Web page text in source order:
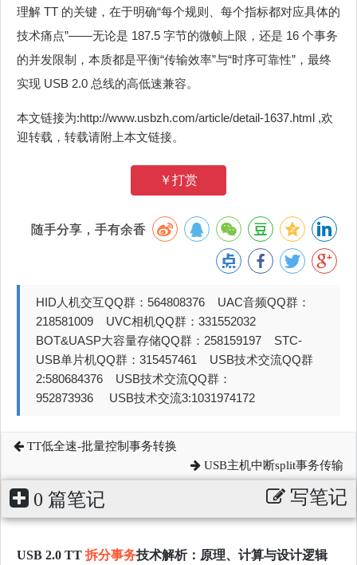
理解 TT 的关键，在于明确“每个规则、每个指标都对应具体的
技术痛点”——无论是 187.5 字节的微帧上限，还是 16 个事务
的并发限制，本质都是平衡“传输效率”与“时序可靠性”，最终
实现 USB 2.0 总线的高低速兼容。
本文链接为:http://www.usbzh.com/article/detail-1637.html ,欢
迎转载，转载请附上本文链接。
￥打赏
随手分享，手有余香
HID人机交互QQ群：564808376 UAC音频QQ群：
218581009 UVC相机QQ群：331552032
BOT&UASP大容量存储QQ群：258159197 STC-
USB单片机QQ群：315457461 USB技术交流QQ群
2:580684376 USB技术交流QQ群：
952873936 USB技术交流3:1031974172
TT低全速-批量控制事务转换
USB主机中断split事务传输
0 篇笔记 写笔记
USB 2.0 TT 拆分事务技术解析：原理、计算与设计逻辑